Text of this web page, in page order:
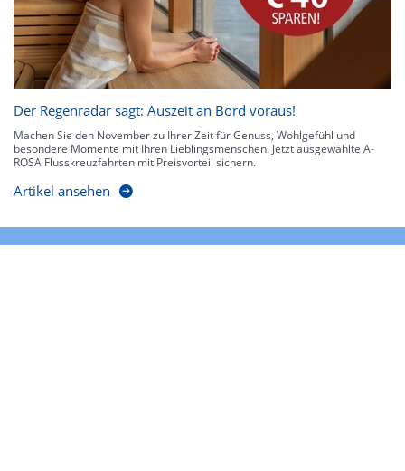
Der Regenradar sagt: Auszeit an Bord voraus!
Machen Sie den November zu Ihrer Zeit für Genuss, Wohlgefühl und
besondere Momente mit Ihren Lieblingsmenschen. Jetzt ausgewählte A-
ROSA Flusskreuzfahrten mit Preisvorteil sichern.
Artikel ansehen